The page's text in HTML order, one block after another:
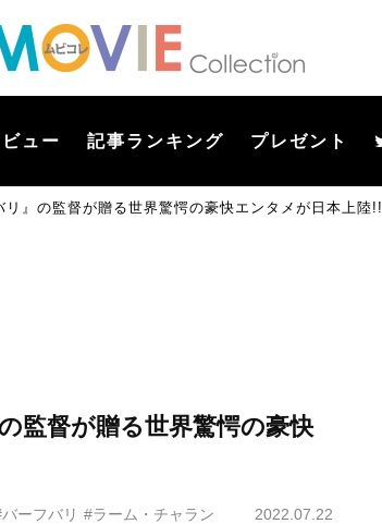
ュー 記事ランキング プレゼント
』の監督が贈る世界驚愕の豪快エンタメが日本上陸!!
監督が贈る世界驚愕の豪快
ーフバリ #ラーム・チャラン 2022.07.22